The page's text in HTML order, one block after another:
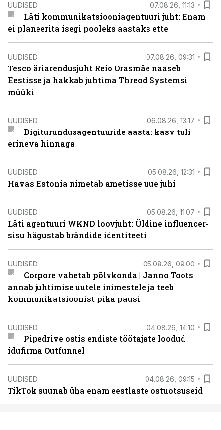
UUDISED 07.08.26, 11:13
Läti kommunikatsiooniagentuuri juht: Enam
ei planeerita isegi pooleks aastaks ette
UUDISED 07.08.26, 09:31
Tesco äriarendusjuht Reio Orasmäe naaseb
Eestisse ja hakkab juhtima Threod Systemsi
müüki
UUDISED 06.08.26, 13:17
Digiturundusagentuuride aasta: kasv tuli
erineva hinnaga
UUDISED 05.08.26, 12:31
Havas Estonia nimetab ametisse uue juhi
UUDISED 05.08.26, 11:07
Läti agentuuri WKND loovjuht: Üldine influencer-
sisu hägustab brändide identiteeti
UUDISED 05.08.26, 09:00
Corpore vahetab põlvkonda | Janno Toots
annab juhtimise uutele inimestele ja teeb
kommunikatsioonist pika pausi
UUDISED 04.08.26, 14:10
Pipedrive ostis endiste töötajate loodud
idufirma Outfunnel
UUDISED 04.08.26, 09:15
TikTok suunab üha enam eestlaste ostuotsuseid